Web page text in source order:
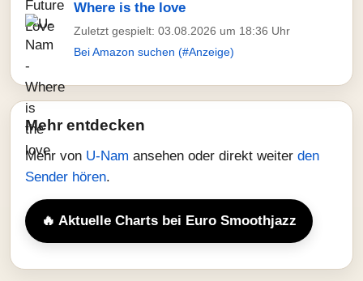
Where is the love
Zuletzt gespielt: 03.08.2026 um 18:36 Uhr
Bei Amazon suchen (#Anzeige)
Mehr entdecken
Mehr von U-Nam ansehen oder direkt weiter den
Sender hören.
🔥 Aktuelle Charts bei Euro Smoothjazz